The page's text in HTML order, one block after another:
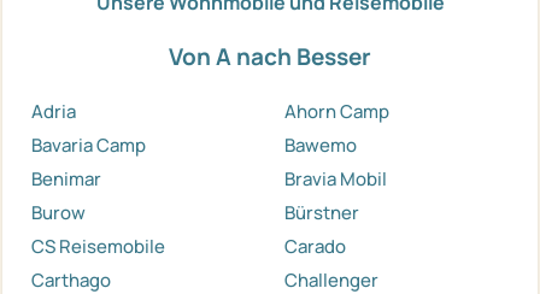
Von A nach Besser
Adria
Ahorn Camp
Bavaria Camp
Bawemo
Benimar
Bravia Mobil
Burow
Bürstner
CS Reisemobile
Carado
Carthago
Challenger